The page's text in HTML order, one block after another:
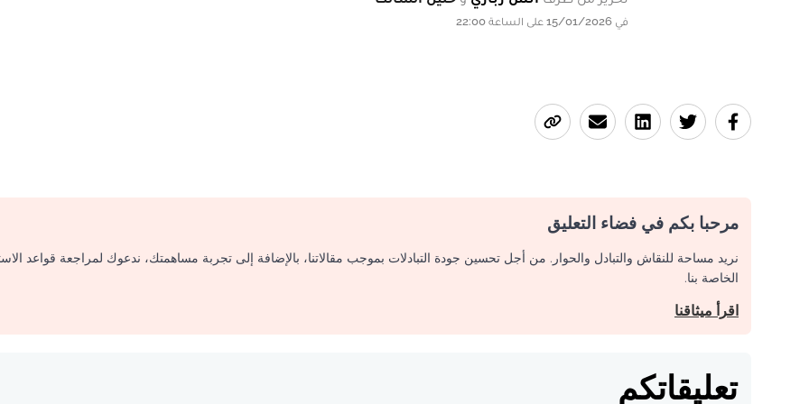
في 15/01/2026 على الساعة 22:00
مرحبا بكم في فضاء التعليق
نريد مساحة للنقاش والتبادل والحوار. من أجل تحسين جودة التبادلات بموجب مقالاتنا، بالإضافة إلى تجربة مساهمتك، ندعوك لمراجعة قواعد
الخاصة بنا.
اقرأ ميثاقنا
تعليقاتكم